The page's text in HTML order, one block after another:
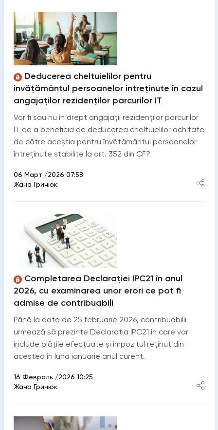
Deducerea cheltuielilor pentru
învățământul persoanelor întreținute în cazul
angajaților rezidenților parcurilor IT
Vor fi sau nu în drept angajații rezidenților parcurilor
IT de a beneficia de deducerea cheltuielilor achitate
de către aceștia pentru învățământul persoanelor
întreținute stabilite la art. 352 din CF?
06 Март /2026 07:58
Жана Гричюк
Completarea Declarației IPC21 în anul
2026, cu examinarea unor erori ce pot fi
admise de contribuabili
Până la data de 25 februarie 2026, contribuabilii
urmează să prezinte Declarația IPC21 în care vor
include plățile efectuate și impozitul reținut din
acestea în luna ianuarie anul curent.
16 Февраль /2026 10:25
Жана Гричюк